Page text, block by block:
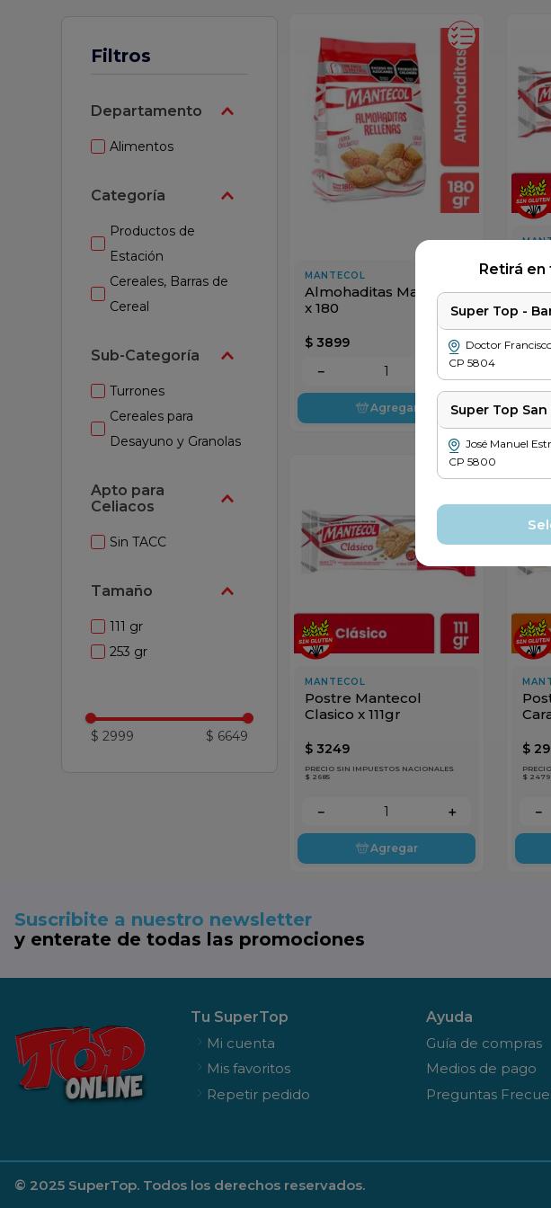
Retirá en
Super Top -
Doctor
CP 5804
Super Top
José Manuel
CP 5800
Filtros
Departamento
Alimentos
Categoría
Productos de
Estación
Cereales, Barras de
Cereal
Sub-Categoría
Turrones
Cereales para
Desayuno y Granolas
Apto para
Celiacos
Sin TACC
Tamaño
111 gr
253 gr
$ 2999 $ 6649
MANTECOL
Almohaditas Mantecol
x 180
$ 3899
＋
－
Agregar
$
MANTECOL
Postre Mantecol
Clasico x 111gr
$ 3249
PRECIO SIN IMPUESTOS NACIONALES
$ 2685
＋
－
Agregar
$
$ 2479
－
Suscribite a nuestro newsletter
y enterate de todas las promociones
Tu SuperTop
Mi cuenta
Mis favoritos
Repetir pedido
Ayuda
Guía de compras
Medios de pago
Preguntas
© 2025 SuperTop. Todos los derechos reservados.